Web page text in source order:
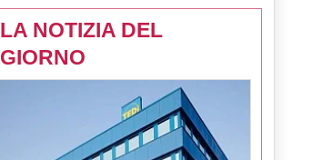
LA NOTIZIA DEL
GIORNO